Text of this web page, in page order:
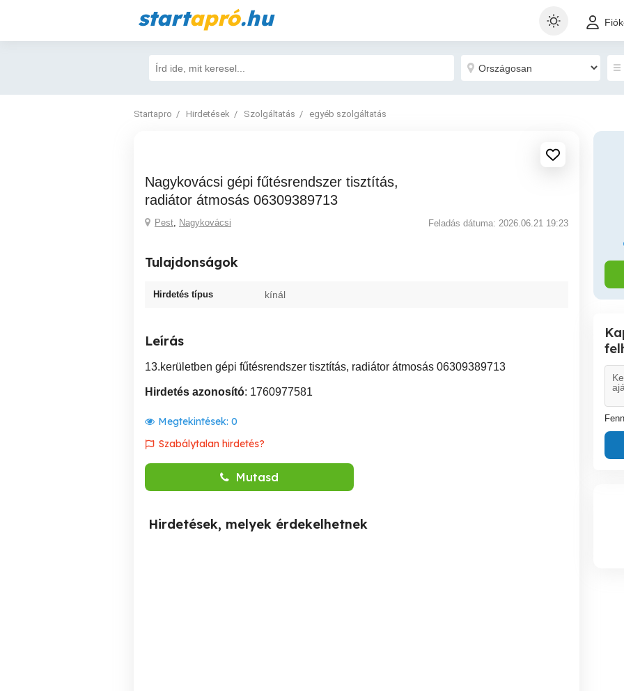
startapró.hu
Startapro Hirdetések Szolgáltatás egyéb szolgáltatás
Nagykovácsi gépi fűtésrendszer tisztítás,
radiátor átmosás 06309389713
Pest, Nagykovácsi Feladás dátuma: 2026.06.21 19:23
Tulajdonságok
Hirdetés típus kínál
Leírás
13.kerületben gépi fűtésrendszer tisztítás, radiátor átmosás 06309389713
Hirdetés azonosító: 1760977581
Megtekintések: 0
Szabálytalan hirdetés?
Mutasd
Hirdetések, melyek érdekelhetnek